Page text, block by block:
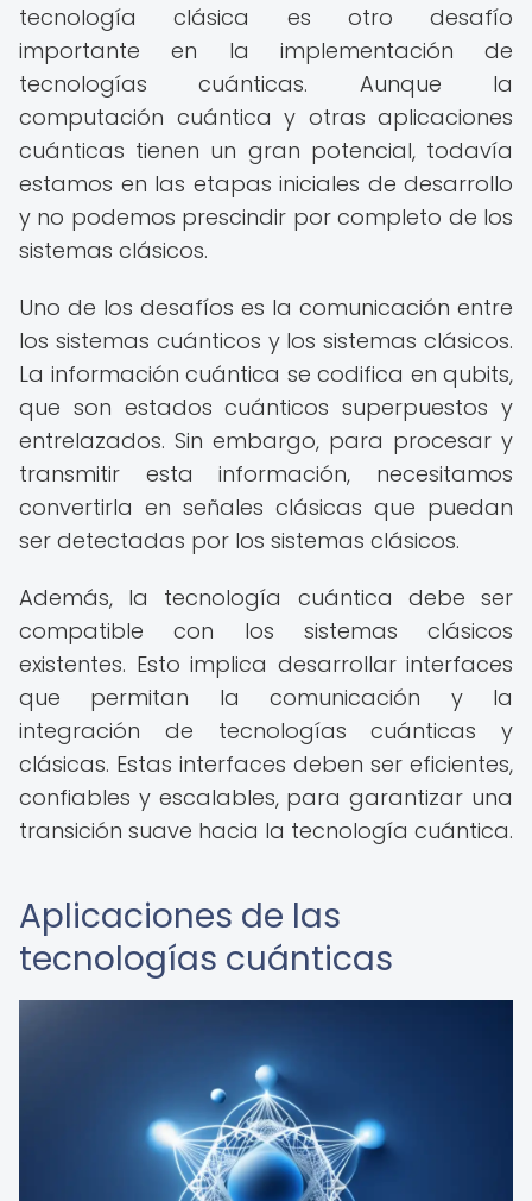
tecnología clásica es otro desafío
importante en la implementación de
tecnologías cuánticas. Aunque la
computación cuántica y otras aplicaciones
cuánticas tienen un gran potencial, todavía
estamos en las etapas iniciales de desarrollo
y no podemos prescindir por completo de los
sistemas clásicos.
Uno de los desafíos es la comunicación entre
los sistemas cuánticos y los sistemas clásicos.
La información cuántica se codifica en qubits,
que son estados cuánticos superpuestos y
entrelazados. Sin embargo, para procesar y
transmitir esta información, necesitamos
convertirla en señales clásicas que puedan
ser detectadas por los sistemas clásicos.
Además, la tecnología cuántica debe ser
compatible con los sistemas clásicos
existentes. Esto implica desarrollar interfaces
que permitan la comunicación y la
integración de tecnologías cuánticas y
clásicas. Estas interfaces deben ser eficientes,
confiables y escalables, para garantizar una
transición suave hacia la tecnología cuántica.
Aplicaciones de las
tecnologías cuánticas